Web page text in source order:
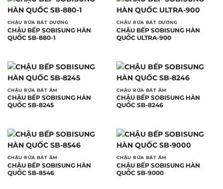
CHẬU RỬA BÁT DƯƠNG
CHẬU BẾP SOBISUNG HÀN
QUỐC SB-880-1
CHẬU RỬA BÁT DƯƠNG
CHẬU BẾP SOBISUNG HÀN
QUỐC ULTRA-900
CHẬU RỬA BÁT ÂM
CHẬU BẾP SOBISUNG HÀN
QUỐC SB-8245
CHẬU RỬA BÁT ÂM
CHẬU BẾP SOBISUNG HÀN
QUỐC SB-8246
CHẬU RỬA BÁT ÂM
CHẬU BẾP SOBISUNG HÀN
QUỐC SB-8546
CHẬU RỬA BÁT ÂM
CHẬU BẾP SOBISUNG HÀN
QUỐC SB-9000